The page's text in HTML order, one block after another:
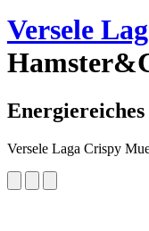
Versele
Versele Laga Crispy